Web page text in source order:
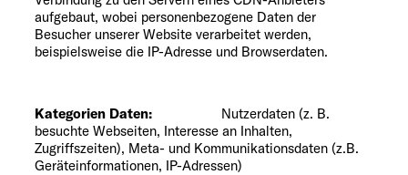
aufgebaut, wobei personenbezogene Daten der
Besucher unserer Website verarbeitet werden,
beispielsweise die IP-Adresse und Browserdaten.
Kategorien Daten: Nutzerdaten (z. B.
besuchte Webseiten, Interesse an Inhalten,
Zugriffszeiten), Meta- und Kommunikationsdaten (z.B.
Geräteinformationen, IP-Adressen)